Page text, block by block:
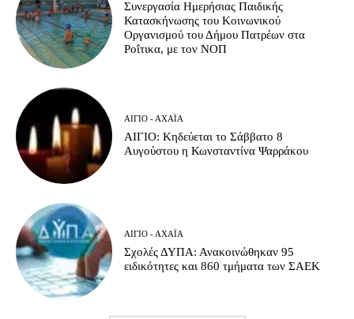
Συνεργασία Ημερήσιας Παιδικής
Κατασκήνωσης του Κοινωνικού
Οργανισμού του Δήμου Πατρέων στα
Ροΐτικα, με τον ΝΟΠ
ΑΊΓΙΟ - ΑΧΑΪ́Α
ΑΙΓΙΟ: Κηδεύεται το Σάββατο 8
Αυγούστου η Κωνσταντίνα Ψαρράκου
ΑΊΓΙΟ - ΑΧΑΪ́Α
Σχολές ΔΥΠΑ: Ανακοινώθηκαν 95
ειδικότητες και 860 τμήματα των ΣΑΕΚ